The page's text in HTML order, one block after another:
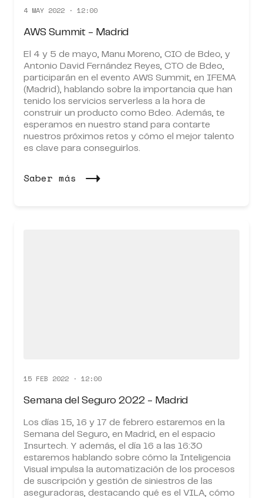
4 MAY 2022 · 12:00
AWS Summit - Madrid
El 4 y 5 de mayo, Manu Moreno, CIO de Bdeo, y
Antonio David Fernández Reyes, CTO de Bdeo,
participarán en el evento AWS Summit, en IFEMA
(Madrid), hablando sobre la importancia que han
tenido los servicios serverless a la hora de
construir un producto como Bdeo. Además, te
esperamos en nuestro stand para contarte
nuestros próximos retos y cómo el mejor talento
es clave para conseguirlos.
Saber más
15 FEB 2022 · 12:00
Semana del Seguro 2022 - Madrid
Los días 15, 16 y 17 de febrero estaremos en la
Semana del Seguro, en Madrid, en el espacio
Insurtech. Y además, el día 16 a las 16:30
estaremos hablando sobre cómo la Inteligencia
Visual impulsa la automatización de los procesos
de suscripción y gestión de siniestros de las
aseguradoras, destacando qué es el VILA, cómo